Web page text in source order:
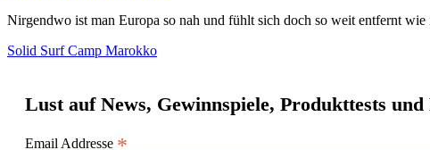
Nirgendwo ist man Europa so nah und fühlt sich doch so weit entfernt
Solid Surf Camp Marokko
Lust auf News, Gewinnspiele, Produkttests
Email Addresse